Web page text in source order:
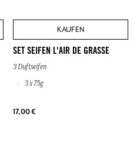
KAUFEN
SET SEIFEN L'AIR DE GRASSE
3 Duftseifen
3 x 75g
17,00 €